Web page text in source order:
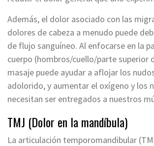
Además, el dolor asociado con las
dolores de cabeza a menudo puede
de flujo sanguíneo. Al enfocarse en la
cuerpo (hombros/cuello/parte superior
masaje puede ayudar a aflojar los
adolorido, y aumentar el oxígeno y los
necesitan ser entregados a nuestros
TMJ (Dolor en la mandíbula)
La articulación temporomandibular